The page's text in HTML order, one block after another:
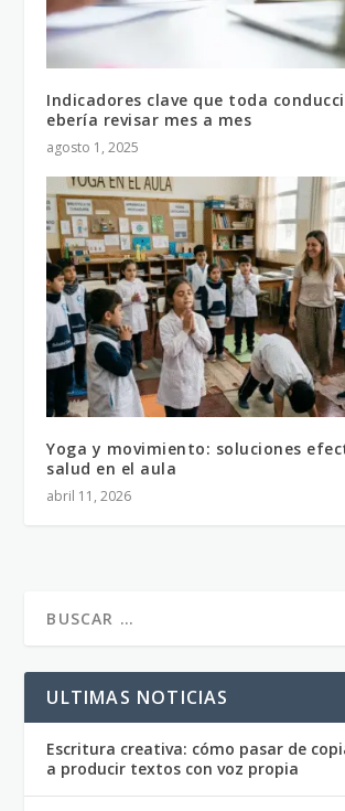
Indicadores clave que toda
ebería revisar mes a mes
agosto 1, 2025
Yoga y movimiento: soluciones
salud en el aula
abril 11, 2026
ULTIMAS NOTICIAS
Escritura creativa: cómo pasar de
a producir textos con voz propia